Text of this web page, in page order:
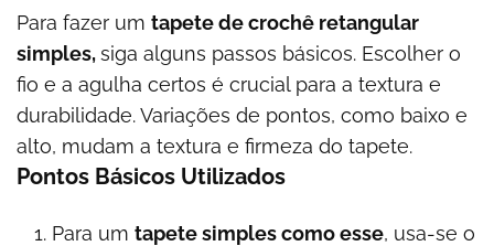
Para fazer um tapete de crochê retangular
simples,siga alguns passos básicos. Escolher o
fio e a agulha certos é crucial para a textura e
durabilidade. Variações de pontos, como baixo e
alto, mudam a textura e firmeza do tapete.
Pontos Básicos Utilizados
Para um tapete simples como esse, usa-se o